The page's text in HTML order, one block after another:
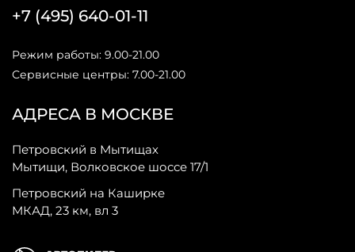
АДРЕСА В МОСКВЕ
Петровский в Мытищах
Мытищи, Волковское шоссе 17/1
Петровский на Каширке
МКАД, 23 км, вл 3
+7 (495) 640-01-11
Режим работы: 9.00-21.00
Сервисные центры: 7.00-21.00